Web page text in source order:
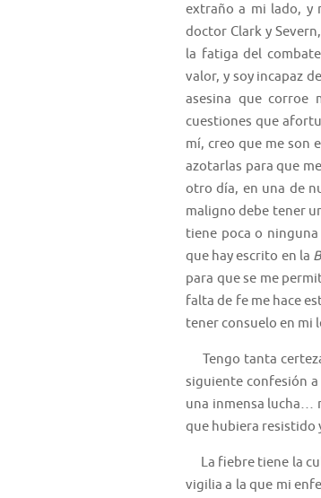
extraño a mi lado, y
doctor Clark y
la fatiga del
valor, y soy incapaz
asesina que corroe
cuestiones que
mí, creo que me son
azotarlas para que
otro día, en una de
maligno debe tener
tiene poca o
que hay escrito en la
para que se me
falta de fe me hace
tener consuelo en mi
Tengo tanta
siguiente confesión
una inmensa lucha…
que hubiera resistido
La fiebre tiene la
vigilia a la que mi